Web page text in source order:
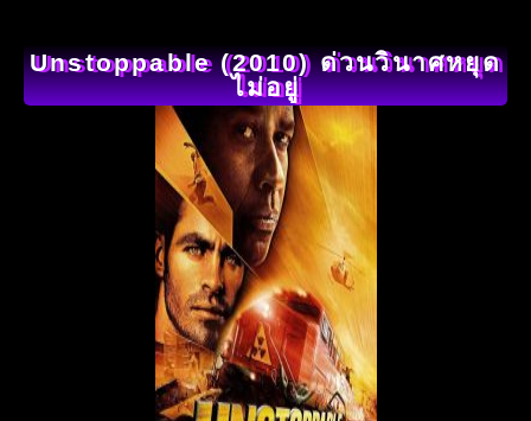
Unstoppable (2010) ด่วนวินาศหยุด
ไม่อยู่